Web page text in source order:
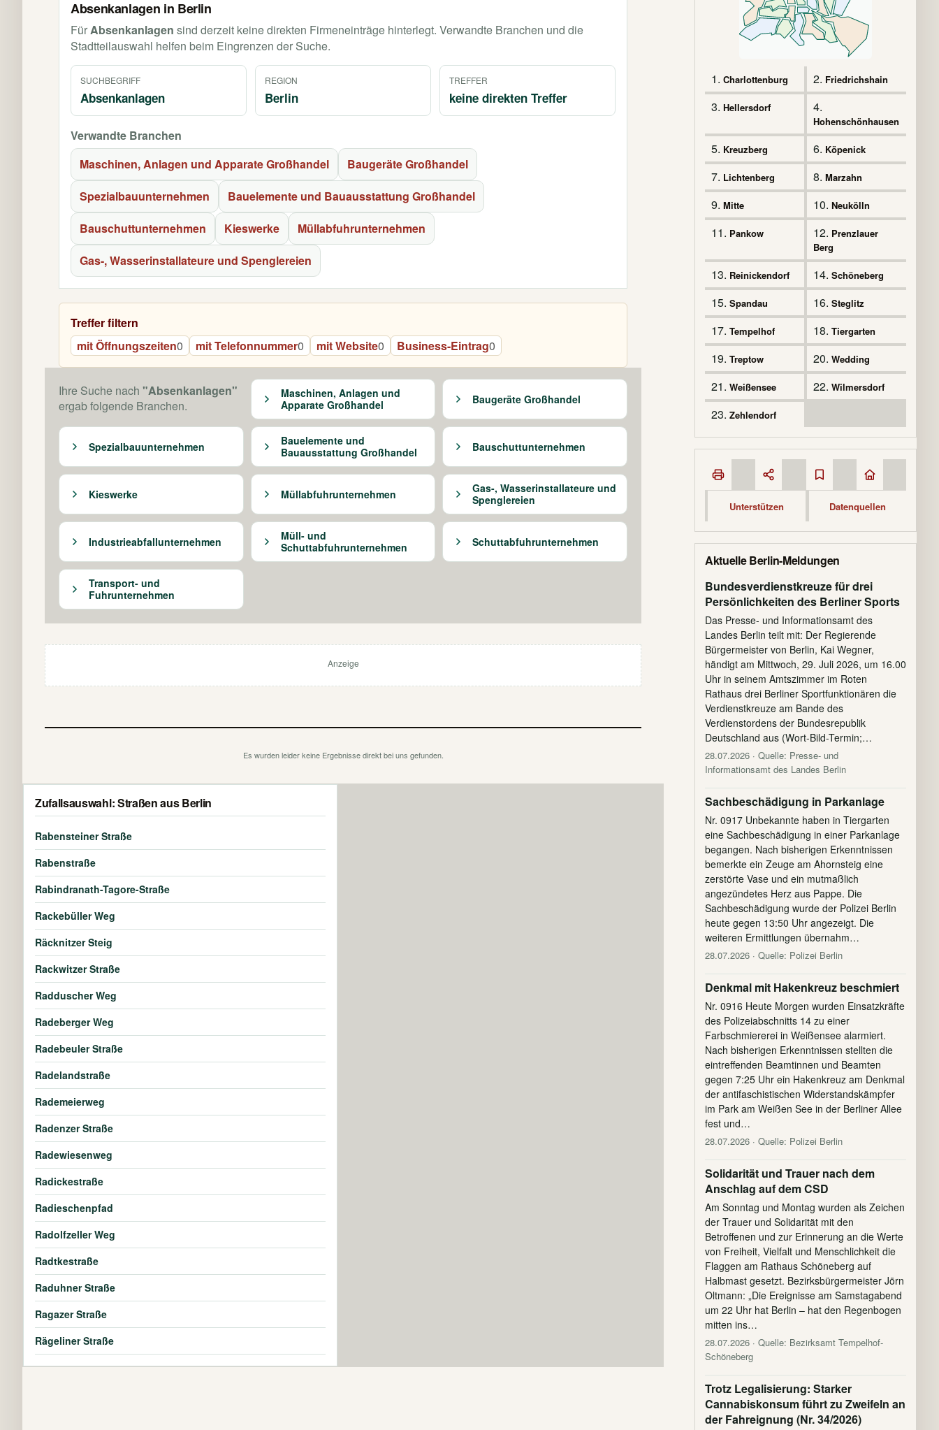
1. Charlottenburg 2. Friedrichshain
3. Hellersdorf 4.
Hohenschönhausen
5. Kreuzberg 6. Köpenick
7. Lichtenberg 8. Marzahn
9. Mitte 10. Neukölln
11. Pankow 12. Prenzlauer
Berg
13. Reinickendorf 14. Schöneberg
15. Spandau 16. Steglitz
17. Tempelhof 18. Tiergarten
19. Treptow 20. Wedding
21. Weißensee 22. Wilmersdorf
23. Zehlendorf
Unterstützen Datenquellen
Aktuelle Berlin-Meldungen
Bundesverdienstkreuze für drei
Persönlichkeiten des Berliner Sports
Das Presse- und Informationsamt des
Landes Berlin teilt mit: Der Regierende
Bürgermeister von Berlin, Kai Wegner,
händigt am Mittwoch, 29. Juli 2026, um 16.00
Uhr in seinem Amtszimmer im Roten
Rathaus drei Berliner Sportfunktionären die
Verdienstkreuze am Bande des
Verdienstordens der Bundesrepublik
Deutschland aus (Wort-Bild-Termin;…
28.07.2026 · Quelle: Presse- und
Informationsamt des Landes Berlin
Sachbeschädigung in Parkanlage
Nr. 0917 Unbekannte haben in Tiergarten
eine Sachbeschädigung in einer Parkanlage
begangen. Nach bisherigen Erkenntnissen
bemerkte ein Zeuge am Ahornsteig eine
zerstörte Vase und ein mutmaßlich
angezündetes Herz aus Pappe. Die
Sachbeschädigung wurde der Polizei Berlin
heute gegen 13:50 Uhr angezeigt. Die
weiteren Ermittlungen übernahm…
28.07.2026 · Quelle: Polizei Berlin
Denkmal mit Hakenkreuz beschmiert
Nr. 0916 Heute Morgen wurden Einsatzkräfte
des Polizeiabschnitts 14 zu einer
Farbschmiererei in Weißensee alarmiert.
Nach bisherigen Erkenntnissen stellten die
eintreffenden Beamtinnen und Beamten
gegen 7:25 Uhr ein Hakenkreuz am Denkmal
der antifaschistischen Widerstandskämpfer
im Park am Weißen See in der Berliner Allee
fest und…
28.07.2026 · Quelle: Polizei Berlin
Solidarität und Trauer nach dem
Anschlag auf dem CSD
Am Sonntag und Montag wurden als Zeichen
der Trauer und Solidarität mit den
Betroffenen und zur Erinnerung an die Werte
von Freiheit, Vielfalt und Menschlichkeit die
Flaggen am Rathaus Schöneberg auf
Halbmast gesetzt. Bezirksbürgermeister Jörn
Oltmann: „Die Ereignisse am Samstagabend
um 22 Uhr hat Berlin – hat den Regenbogen
mitten ins…
28.07.2026 · Quelle: Bezirksamt Tempelhof-
Schöneberg
Trotz Legalisierung: Starker
Cannabiskonsum führt zu Zweifeln an
der Fahreignung (Nr. 34/2026)
Absenkanlagen in Berlin
FürAbsenkanlagen sind derzeit keine direkten Firmeneinträge hinterlegt. Verwandte Branchen und die
Stadtteilauswahl helfen beim Eingrenzen der Suche.
SUCHBEGRIFF
Absenkanlagen
REGION
Berlin
TREFFER
keine direkten Treffer
Verwandte Branchen
Maschinen, Anlagen und Apparate Großhandel
Baugeräte Großhandel
Spezialbauunternehmen
Bauelemente und Bauausstattung Großhandel
Bauschuttunternehmen
Kieswerke
Müllabfuhrunternehmen
Gas-, Wasserinstallateure und Spenglereien
Treffer filtern
mit Öffnungszeiten0 mit Telefonnummer0 mit Website0 Business-Eintrag0
Ihre Suche nach "Absenkanlagen"
ergab folgende Branchen.
Maschinen, Anlagen und
Apparate Großhandel
Baugeräte Großhandel
Spezialbauunternehmen
Bauelemente und
Bauausstattung Großhandel
Bauschuttunternehmen
Kieswerke Müllabfuhrunternehmen
Gas-, Wasserinstallateure und
Spenglereien
Industrieabfallunternehmen
Müll- und
Schuttabfuhrunternehmen
Schuttabfuhrunternehmen
Transport- und
Fuhrunternehmen
Anzeige
Es wurden leider keine Ergebnisse direkt bei uns gefunden.
Zufallsauswahl: Straßen aus Berlin
Rabensteiner Straße
Rabenstraße
Rabindranath-Tagore-Straße
Rackebüller Weg
Räcknitzer Steig
Rackwitzer Straße
Radduscher Weg
Radeberger Weg
Radebeuler Straße
Radelandstraße
Rademeierweg
Radenzer Straße
Radewiesenweg
Radickestraße
Radieschenpfad
Radolfzeller Weg
Radtkestraße
Raduhner Straße
Ragazer Straße
Rägeliner Straße